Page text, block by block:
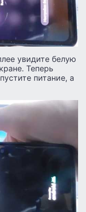
увидите белую
Теперь
питание, а